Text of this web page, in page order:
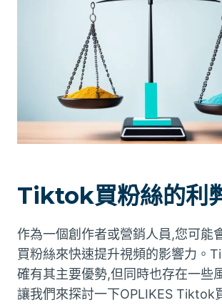
Tiktok買粉絲的利
作為一個創作者或營銷人員,您可能
買粉絲來快速提升視頻的影響力。
確有其主要優勢,但同時也存在一些
讓我們來探討一下OPLIKES Tiktok